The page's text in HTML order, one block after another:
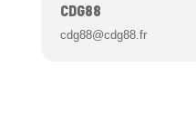
CDG88
cdg88@cdg88.fr